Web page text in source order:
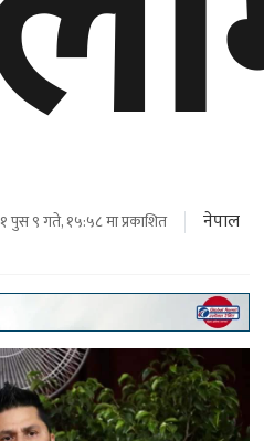
पुस ९ गते, १५:५८ मा प्रकाशित नेपाल